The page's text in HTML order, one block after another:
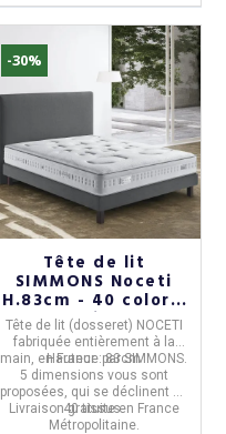
-30%
Tête de lit
SIMMONS Noceti
H.83cm - 40 coloris
5 tailles
Tête de lit (dosseret) NOCETI
fabriquée entièrement à la
main, enFranceparSIMMONS
Hauteur :83cm
5 dimensions vous sont
proposées, qui se déclinent en
40 tissus.
Livraison gratuite en France
Métropolitaine.